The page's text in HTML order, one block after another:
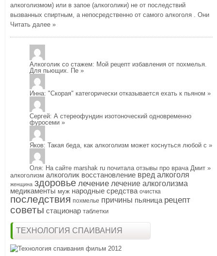
алкоголизмом) или в запое (алкоголики) не от последствий
вызванных спиртным, а непосредственно от самого алкоголя . Они
Читать далее »
Алкоголик со стажем: Мой рецепт избавления от похмелья.
Для пьющих. Пе »
Инна: "Скорая" категорически отказывается ехать к пьяном »
Сергей: А стереофундин изотоноческий одновременно
фуросеми »
Яков: Такая беда, как алкоголизм может коснуться любой с »
Оля: На сайте marshak ru почитала отзывы про врача Дмит »
алкоголизм алкоголик восстановление вред алкоголя
женщина здоровье лечение лечение алкоголизма
медикаменты муж народные средства очистка
последствия похмелье причины пьяница рецепт
советы стационар таблетки
ТЕХНОЛОГИЯ СПАИВАНИЯ